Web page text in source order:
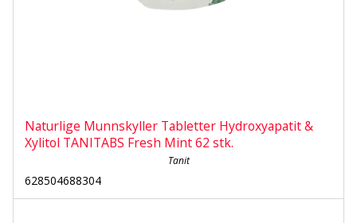
Naturlige Munnskyller Tabletter Hydroxyapatit &
Xylitol TANITABS Fresh Mint 62 stk.
Tanit
628504688304